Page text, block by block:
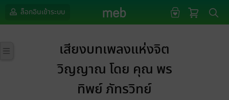
ล็อกอินเข้าระบบ
เสียงบทเพลงแห่งจิต
วิญญาณ โดย คุณ พร
ทิพย์ ภัทรวิทย์